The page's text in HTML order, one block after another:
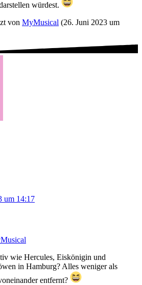
würdest.
von MyMusical (26. Juni 2023 um
um 14:17
wie Hercules, Eiskönigin und
in Hamburg? Alles weniger als
entfernt?